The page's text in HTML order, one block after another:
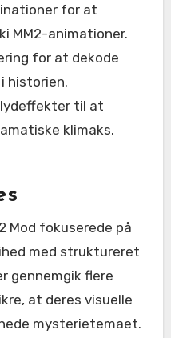
for at
MM2-animationer.
for at dekode
historien.
lydeffekter til at
klimaks.
Mod fokuserede på
med struktureret
gennemgik flere
at deres visuelle
mysterietemaet.